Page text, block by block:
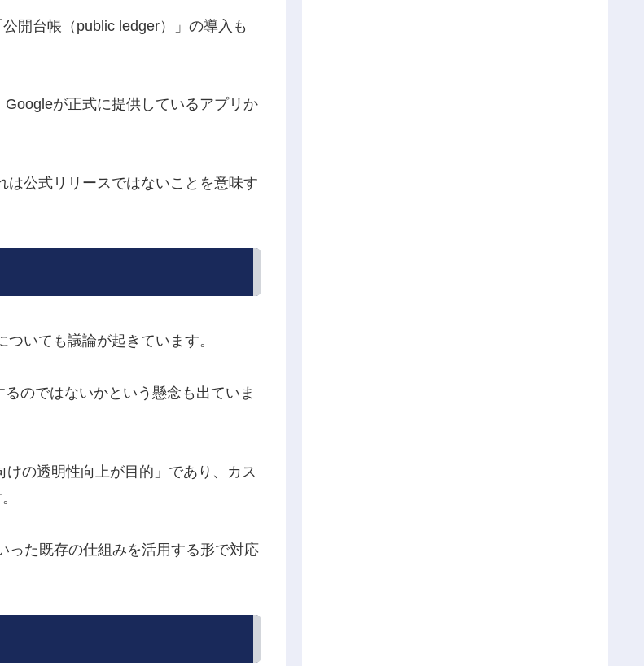
開台帳（public ledger）」の導入も
が正式に提供しているアプリか
は公式リリースではないことを意味す
いても議論が起きています。
のではないかという懸念も出ていま
の透明性向上が目的」であり、カス
った既存の仕組みを活用する形で対応